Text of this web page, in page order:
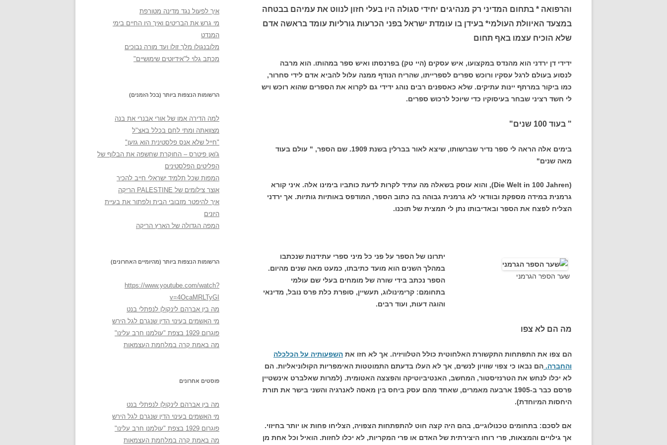
והרפואה * בתחום המדיני רק מנהיגים יחידי סגולה היו בעלי חזון לנווט את עמיהם בבטחה
במצעד האיוולת העולמי* בעידן בו עומדת ישראל בפני הכרעות גורליות עומד בראשה אדם
שלא הוכיח עצמו באף תחום
ידידי דן ירדני הוא מהנדס במקצועו, איש עסקים (היי טק) בפרנסתו ואיש ספר במהותו. הוא מרבה
לנסוע בעולם לרגל עסקיו ורוכש ספרים לספרייתו, שהריח הנודף ממנה עלול להביא אדם לידי סחרור,
כמו ביקור במרתף יינות עתיקים. שלא כאספנים רבים נוהג ידידי גם לקרוא את הספרים שהוא רוכש ויש
לי חשד רציני שבחר בעיסוקיו כדי שיוכל לרכוש ספרים.
" בעוד 100 שנים"
בימים אלה הראה לי ספר נדיר שברשותו, שיצא לאור בברלין בשנת 1909. שם הספר, " עולם בעוד
מאה שנים"
(Die Welt in 100 Jahren), והוא עוסק בשאלה מה עתיד לקרות לדעת כותביו בימינו אלה. איני קורא
גרמנית במידה מספקת ובוודאי לא גרמנית גבוהה בה כתוב הספר, המודפס באותיות גותיות. אך ירדני
הצליח לפצח את הספר ובאדיבותו נתן לי תמצית של תוכנו.
שער הספר הגרמני
יתרונו של הספר על פני כל מיני ספרי עתידנות שנכתבו
במהלך השנים הוא מועד כתיבתו, כמעט מאה שנים מהיום.
הספר נכתב בידי שורה של מומחים בעלי שם עולמי
בתחומם: קרימינולוג, תעשיין, סופרת כלת פרס נובל, מדינאי
והוגה דעות, ועוד רבים.
מה הם לא צפו
הם צפו את התפתחות התקשורת האלחוטית כולל הטלוויזיה. אך לא חזו את השפעותיה על הכלכלה
והחברה. הם נבאו כי צפוי שוויון לנשים, אך לא העלו בדעתם התמוטטות האימפריות הקולוניאליות. הם
לא יכלו לנחש את הטרנזיסטור, המחשב, האנטיביוטיקה והפצצה האטומית. (למרות שאלברט אינשטיין
פרסם כבר ב-1905 ארבעה מאמרים, שאחד מהם עסק ביחס בין מאסה לאנרגיה והשני בישר את תורת
היחסות המיוחדת).
אם לסכם: בתחומים טכנולוגיים, בהם היה קצה חוט להתפתחות הצפויה, הצליחו פחות או יותר בחיזוי.
אך גילויים והמצאות, פרי רוחו היצירתית של האדם או פרי המקריות, לא יכלו לחזות. הואיל וכל אחת מן
איך לפעול נגד מדינה מטורפת
מי גרש את הבריטים ואיך היו החיים בימי
המנדט
מלובנגולו מלך זולו ועד מורה נבוכים
מכתב גלוי ל"אידיוטים שימושיים"
הרשומות הנצפות ביותר (בכל הזמנים)
למה הדירה אמו של אורי אבנרי את בנה
מצוואתה ומתי לחם בכלל באצ"ל
"חייל שלא אנס פלסטינית הוא גזען"
ג'ואן פיטרס – החוקרת שחשפה את הבלוף של
הפליטים הפלסטינים
המפות שכל תלמיד ישראלי חייב להכיר
אוצר צילומים של PALESTINE הריקה
איך להיפטר מזבובי הבית ולפתור את בעיית
היונים
המפה הגדולה של הארץ הריקה
הרשומות הנצפות ביותר (מהיומיים האחרונים)
https://www.youtube.com/watch?
v=4OcaMRLTyGI
מה בין אברהם לינקולן לנפתלי בנט
מי האשמים בעינוי הדין שנגרם לגל הירש
פוגרום 1929 בצפת "עולמנו חרב עלינו"
מה באמת קרה במלחמת העצמאות
פוסטים אחרונים
מה בין אברהם לינקולן לנפתלי בנט
מי האשמים בעינוי הדין שנגרם לגל הירש
פוגרום 1929 בצפת "עולמנו חרב עלינו"
מה באמת קרה במלחמת העצמאות